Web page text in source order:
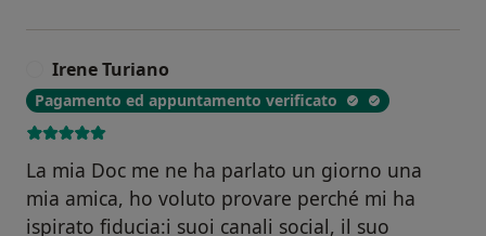
Irene Turiano
Pagamento ed appuntamento verificato
La mia Doc me ne ha parlato un giorno una
mia amica, ho voluto provare perché mi ha
ispirato fiducia:i suoi canali social, il suo